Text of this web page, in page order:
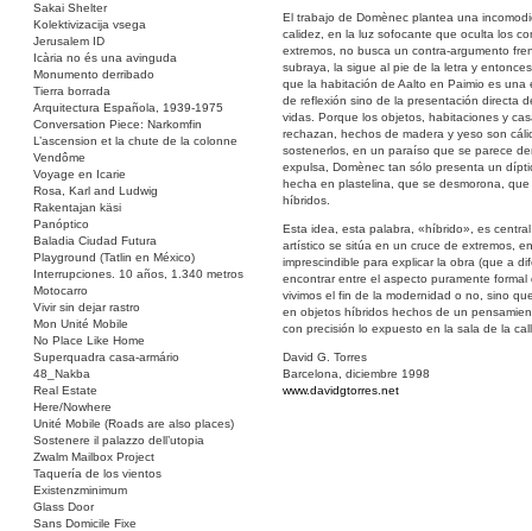
Sakai Shelter
Kolektivizacija vsega
Jerusalem ID
Icària no és una avinguda
Monumento derribado
Tierra borrada
Arquitectura Española, 1939-1975
Conversation Piece: Narkomfin
L’ascension et la chute de la colonne
Vendôme
Voyage en Icarie
Rosa, Karl and Ludwig
Rakentajan käsi
Panóptico
Baladia Ciudad Futura
Playground (Tatlin en México)
Interrupciones. 10 años, 1.340 metros
Motocarro
Vivir sin dejar rastro
Mon Unité Mobile
No Place Like Home
Superquadra casa-armário
48_Nakba
Real Estate
Here/Nowhere
Unité Mobile (Roads are also places)
Sostenere il palazzo dell’utopia
Zwalm Mailbox Project
Taquería de los vientos
Existenzminimum
Glass Door
Sans Domicile Fixe
El trabajo de Domènec plantea una
calidez, en la luz sofocante que oculta los
extremos, no busca un contra-argumento
subraya, la sigue al pie de la letra y
que la habitación de Aalto en Paimio es
de reflexión sino de la presentación directa
vidas. Porque los objetos, habitaciones y
rechazan, hechos de madera y yeso son
sostenerlos, en un paraíso que se parece
expulsa, Domènec tan sólo presenta un
hecha en plastelina, que se desmorona,
híbridos.
Esta idea, esta palabra, «híbrido», es
artístico se sitúa en un cruce de extremos,
imprescindible para explicar la obra (que a
encontrar entre el aspecto puramente
vivimos el fin de la modernidad o no, sino
en objetos híbridos hechos de un
con precisión lo expuesto en la sala de la
David G. Torres
Barcelona, diciembre 1998
www.davidgtorres.net